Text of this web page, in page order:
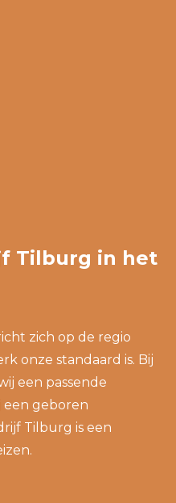
Tilburg in het
zich op de regio
onze standaard is. Bij
een passende
een geboren
Tilburg is een
.